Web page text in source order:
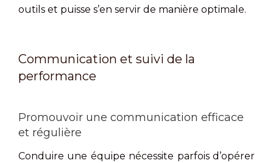
outils et puisse s’en servir de manière optimale.
Communication et suivi de la
performance
Promouvoir une communication efficace
et régulière
Conduire une équipe nécessite parfois d’opérer